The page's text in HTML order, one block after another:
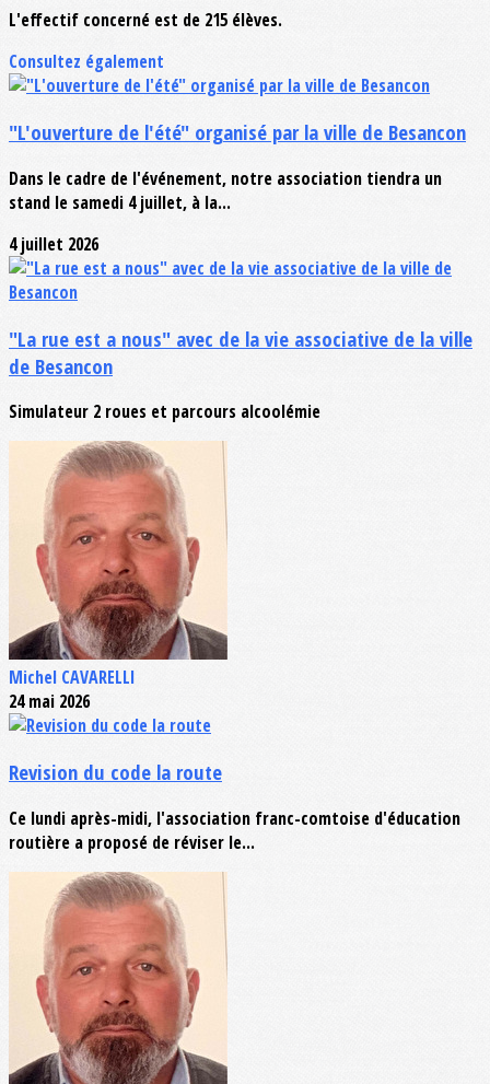
L'effectif concerné est de 215 élèves.
Consultez également
"L'ouverture de l'été" organisé par la ville de Besancon
Dans le cadre de l'événement, notre association tiendra un
stand le samedi 4 juillet, à la...
4 juillet 2026
"La rue est a nous" avec de la vie associative de la ville
de Besancon
Simulateur 2 roues et parcours alcoolémie
Michel CAVARELLI
24 mai 2026
Revision du code la route
Ce lundi après-midi, l'association franc-comtoise d'éducation
routière a proposé de réviser le...